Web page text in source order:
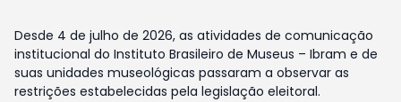
Desde 4 de julho de 2026, as atividades de comunicação
institucional do Instituto Brasileiro de Museus – Ibram e de
suas unidades museológicas passaram a observar as
restrições estabelecidas pela legislação eleitoral.